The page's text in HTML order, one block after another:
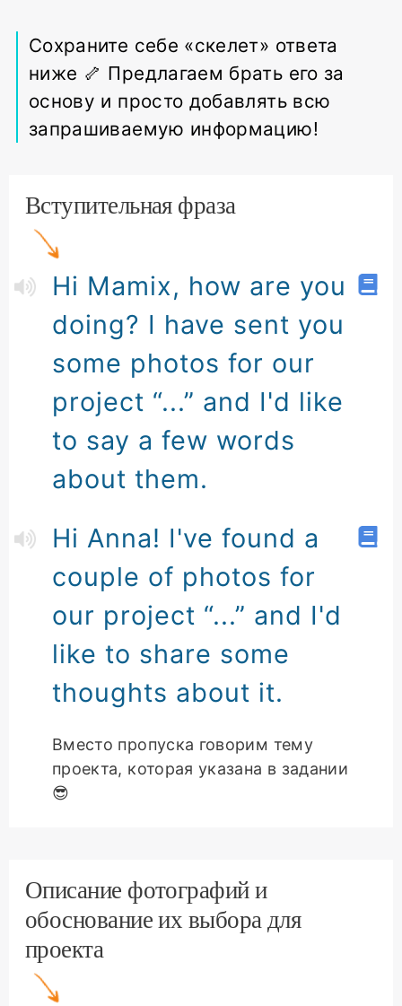
Сохраните себе «скелет» ответа
ниже 🦴 Предлагаем брать его за
основу и просто добавлять всю
запрашиваемую информацию!
Вступительная фраза
Hi Mamix, how are you
doing? I have sent you
some photos for our
project “...” and I'd like
to say a few words
about them.
Hi Anna! I've found a
couple of photos for
our project “...” and I'd
like to share some
thoughts about it.
Вместо пропуска говорим тему
проекта, которая указана в задании
😎
Описание фотографий и
обоснование их выбора для
проекта